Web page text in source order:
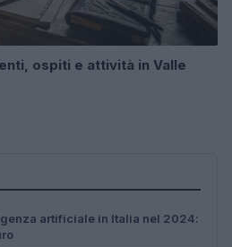
ospiti e attività in Valle
artificiale in Italia nel 2024: